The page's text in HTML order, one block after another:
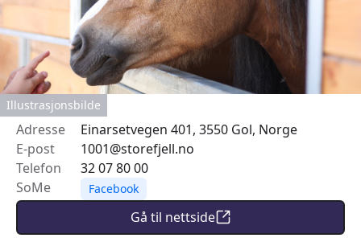
Illustrasjonsbilde
Adresse
Einarsetvegen 401, 3550 Gol, Norge
E-post
1001@storefjell.no
Telefon
32 07 80 00
SoMe
Facebook
Gå til nettside